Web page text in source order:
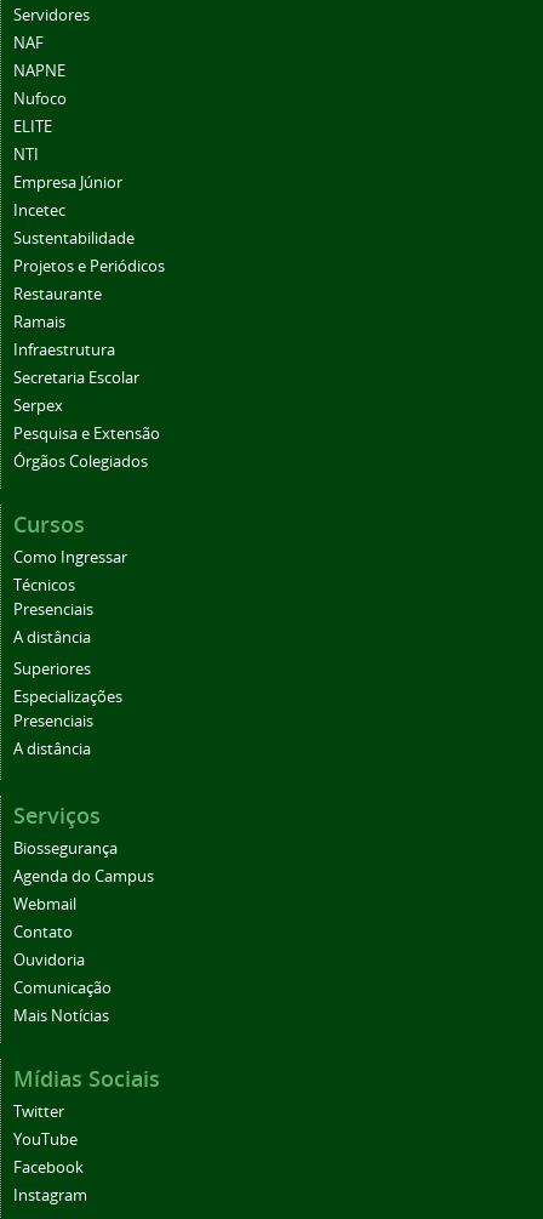
Servidores
NAF
NAPNE
Nufoco
ELITE
NTI
Empresa Júnior
Incetec
Sustentabilidade
Projetos e Periódicos
Restaurante
Ramais
Infraestrutura
Secretaria Escolar
Serpex
Pesquisa e Extensão
Órgãos Colegiados
Cursos
Como Ingressar
Técnicos
Presenciais
A distância
Superiores
Especializações
Presenciais
A distância
Serviços
Biossegurança
Agenda do Campus
Webmail
Contato
Ouvidoria
Comunicação
Mais Notícias
Mídias Sociais
Twitter
YouTube
Facebook
Instagram